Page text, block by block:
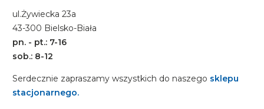
ul.Żywiecka 23a
43-300 Bielsko-Biała
pn. - pt.: 7-16
sob.: 8-12
Serdecznie zapraszamy wszystkich do naszego sklepu
stacjonarnego.